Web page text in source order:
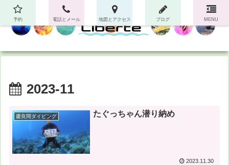
2023-11
慶良間ダイビング たぐっちゃん潜り納め
2023.11.30
予約 電話とメール 地図とアクセス ブログ MENU